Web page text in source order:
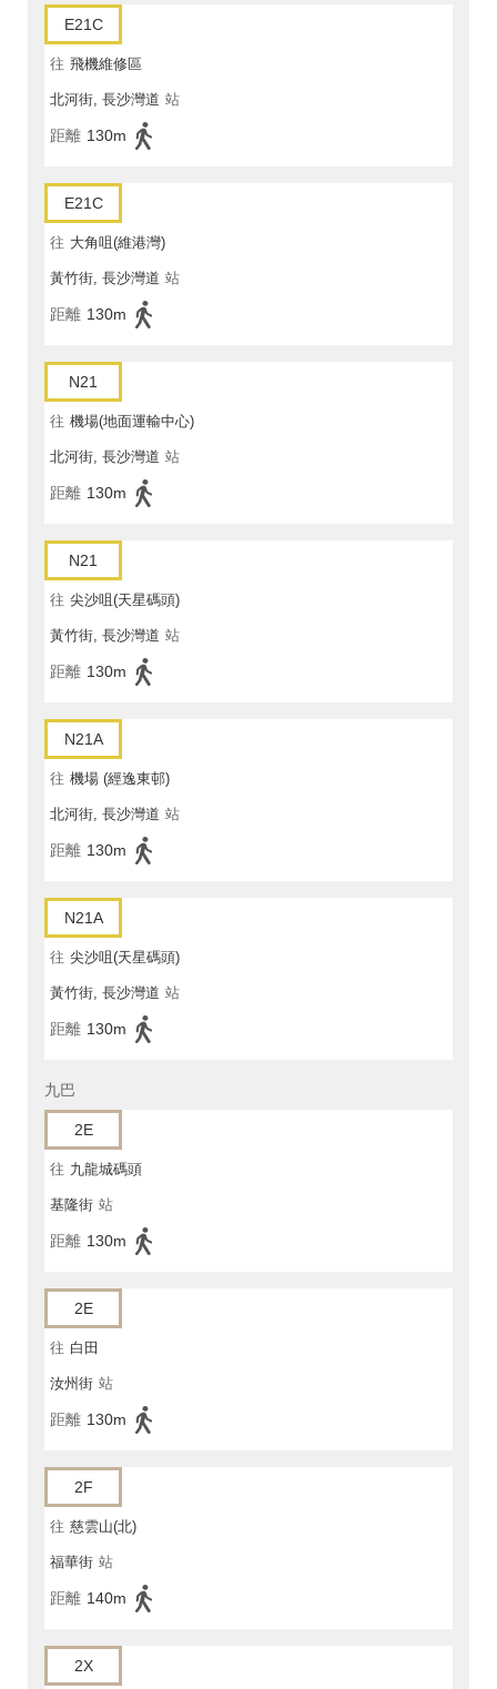
E21C
往 飛機維修區
北河街, 長沙灣道 站
距離 130m
E21C
往 大角咀(維港灣)
黃竹街, 長沙灣道 站
距離 130m
N21
往 機場(地面運輸中心)
北河街, 長沙灣道 站
距離 130m
N21
往 尖沙咀(天星碼頭)
黃竹街, 長沙灣道 站
距離 130m
N21A
往 機場 (經逸東邨)
北河街, 長沙灣道 站
距離 130m
N21A
往 尖沙咀(天星碼頭)
黃竹街, 長沙灣道 站
距離 130m
九巴
2E
往 九龍城碼頭
基隆街 站
距離 130m
2E
往 白田
汝州街 站
距離 130m
2F
往 慈雲山(北)
福華街 站
距離 140m
2X